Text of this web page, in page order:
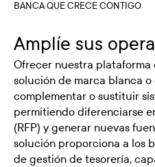
BANCA QUE CRECE CONTIGO
Amplíe sus
Ofrecer nuestra plataforma
solución de marca blanca
complementar o sustituir
permitiendo diferenciarse
(RFP) y generar nuevas
solución proporciona a los
de gestión de tesorería,